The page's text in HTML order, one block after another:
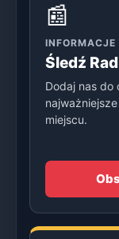
📰
INFORMACJE
Śledź
Dodaj nas do
miejscu.